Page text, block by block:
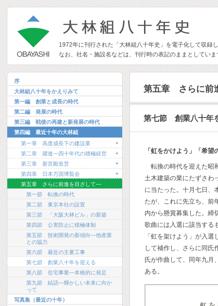
1972年に刊行された「大林組八十年史」を電子化して収録
なお、社名・施設名などは、刊行時の表記のままとしてい
序
大林組八十年をかえりみて
第一編 創業と成長の時代
第二編 発展の時代
第三編 戦後の再建と新発展の時代
第四編 最近十年の大林組
第一章 高度成長下の建設業
+
第二章 躍進―四十年代の積極経営
+
第三章 新宮殿造営
+
第四章 日本万国博覧会
+
第五章 さらに前進を目ざして―
第一節 転換の時代
第二節 東京本社の設置
第三節 「大阪大林ビル」の新築
第四節 公害防止に積極体制
第五節 技術開発の新傾向―他産業
との協力
第六節 最近の主要工事
第七節 創業八十年を迎える
第八節 住宅事業―本格的に発足
第九節 結語―輝かしい未来に向か
って
写真集（最近の十年）
第五章 さらに前
第七節 創業八十年
「虹をかけよう」「希
転換の時代を迎えた昭
土木建築の業にたずさわ
に当たった。十月七日、
たが、これに先立ち、前
内から懸賞募集した。締
歌曲には入選に該当する
「虹を架けよう」が入
して補作し、さらに同氏
氏が作曲して、同年九月
ある。